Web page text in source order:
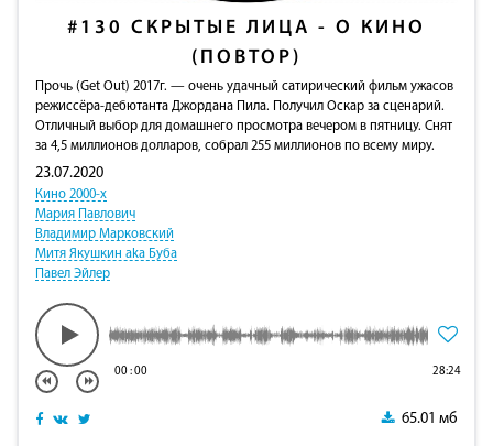
#130 СКРЫТЫЕ ЛИЦА - О КИНО
(ПОВТОР)
Прочь (Get Out) 2017г. — очень удачный сатирический фильм ужасов
режиссёра-дебютанта Джордана Пила. Получил Оскар за сценарий.
Отличный выбор для домашнего просмотра вечером в пятницу. Снят
за 4,5 миллионов долларов, собрал 255 миллионов по всему миру.
23.07.2020
Кино 2000-х
Мария Павлович
Владимир Марковский
Митя Якушкин aka Буба
Павел Эйлер
00:00 28:24
65.01 мб